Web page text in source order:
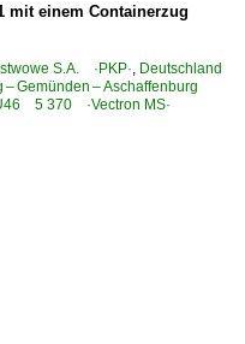
mit einem Containerzug
S.A. ·PKP· Deutschland
Gemünden – Aschaffenburg
5 370 ·Vectron MS·